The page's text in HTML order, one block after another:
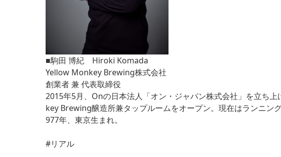
■駒田 博紀 Hiroki Komada
Yellow Monkey Brewing株式会社
創業者 兼 代表取締役
2015年5月、Onの日本法人「オン・ジャパン株式会社」 を立ち上
key Brewing醸造所兼タップルームをオープン。 現在はランニン
977年、 東京生まれ。
#リアル